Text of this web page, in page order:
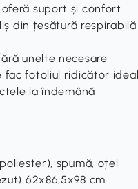
suport și confort
din țesătură
unelte necesare
fac fotoliul ridicător
la îndemână
spumă, oțel
62x86,5x98 cm